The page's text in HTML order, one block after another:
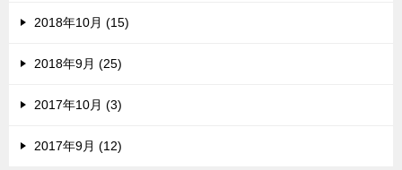
2018年10月 (15)
2018年9月 (25)
2017年10月 (3)
2017年9月 (12)